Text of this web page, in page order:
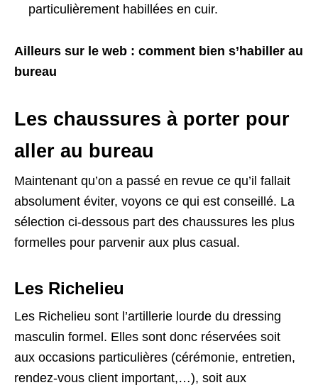
particulièrement habillées en cuir.
Ailleurs sur le web : comment bien s’habiller au
bureau
Les chaussures à porter pour
aller au bureau
Maintenant qu’on a passé en revue ce qu’il fallait
absolument éviter, voyons ce qui est conseillé. La
sélection ci-dessous part des chaussures les plus
formelles pour parvenir aux plus casual.
Les Richelieu
Les Richelieu sont l’artillerie lourde du dressing
masculin formel. Elles sont donc réservées soit
aux occasions particulières (cérémonie, entretien,
rendez-vous client important,…), soit aux